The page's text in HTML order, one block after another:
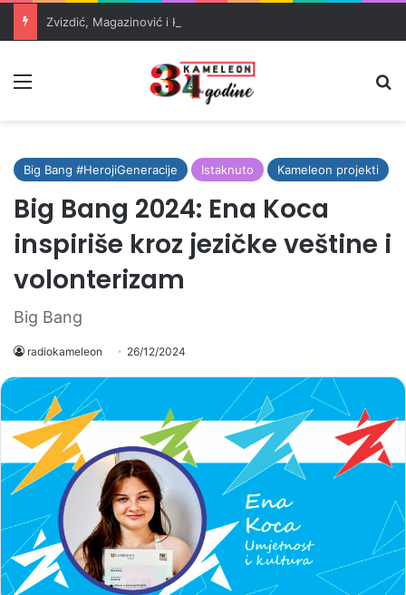
Big Bang #HerojiGeneracije Istaknuto Kameleon projekti
Big Bang 2024: Ena Koca
inspiriše kroz jezičke veštine i
volonterizam
Big Bang
radiokameleon 26/12/2024